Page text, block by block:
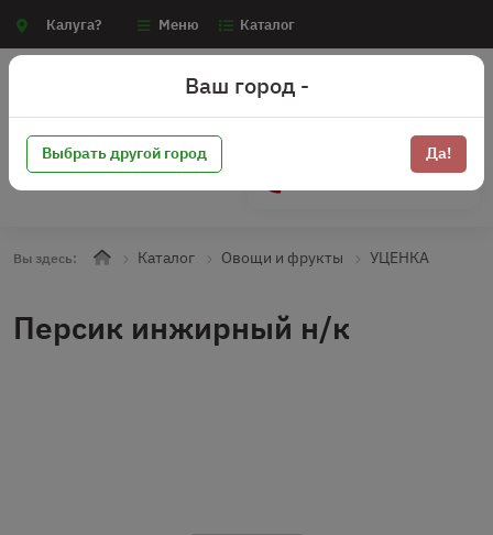
Калуга? Меню Каталог
Вы здесь: Каталог Овощи и фрукты УЦЕНКА
Персик инжирный н/к
Ваш город -
Выбрать другой город Да!